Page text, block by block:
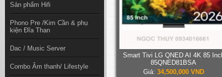
Sản phẩm Hifi
Phono Pre /Kim Cần & phụ
kiện Đĩa Than
Dac / Music Server
Combo Âm thanh/ Lifestyle
Smart Tivi LG QNED AI 4K 85
85QNED81BSA
Giá: 34,500,000 VND